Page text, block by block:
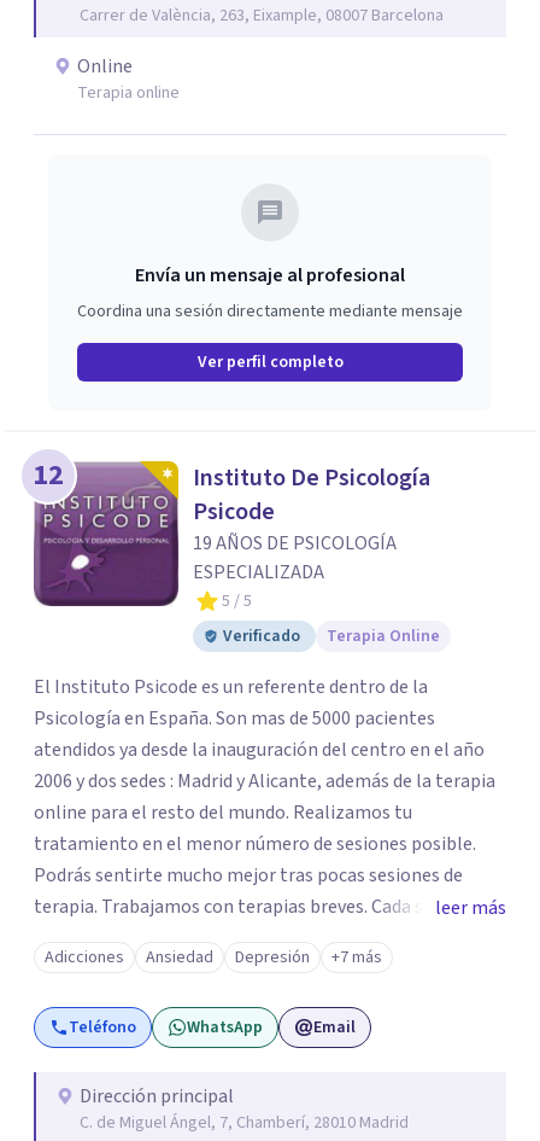
como procesos de crecimiento personal y
respetuoso, humano y orientado a generar un espacio de
Carrer de València, 263, Eixample, 08007 Barcelona
Online
Terapia online
Envía un mensaje al profesional
Coordina una sesión directamente mediante mensaje
Ver perfil completo
12
Instituto De Psicología
Psicode
19 AÑOS DE PSICOLOGÍA
ESPECIALIZADA
5 / 5
Verificado
Terapia Online
El Instituto Psicode es un referente dentro de la
Psicología en España. Son mas de 5000 pacientes
atendidos ya desde la inauguración del centro en el año
2006 y dos sedes : Madrid y Alicante, además de la terapia
online para el resto del mundo. Realizamos tu
tratamiento en el menor número de sesiones posible.
Podrás sentirte mucho mejor tras pocas sesiones de
terapia. Trabajamos con terapias breves. Cada sesión de
terapia te resultará de utilidad y te ayudará a conseguir
tus objetivos. Entre nuestras especialidades destaca la
terapia de pareja y sexual, así como el tratamiento de
problemas emocionales, obsesiones, ansiedad , estrés,
además con un servicio de hipnosis regresiva para el
trabajo de "Terapia del Alma".
leer más
Adicciones Ansiedad Depresión +7 más
Teléfono WhatsApp Email
Dirección principal
C. de Miguel Ángel, 7, Chamberí, 28010 Madrid